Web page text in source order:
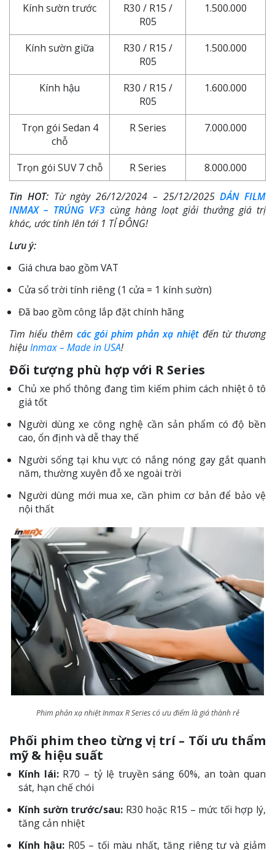
Kính sườn trước
R30 / R15 /
R05
1.500.000
Kính sườn giữa
R30 / R15 /
R05
1.500.000
Kính hậu
R30 / R15 /
R05
1.600.000
Trọn gói Sedan 4
chỗ
R Series 7.000.000
Trọn gói SUV 7 chỗ R Series 8.000.000
Tin HOT:Từ ngày 26/12/2024 – 25/12/2025DÁN FILM
INMAX – TRÚNG VF3 cùng hàng loạt giải thưởng giá trị
khác, ước tính lên tới 1 TỈ ĐÔNG!
Lưu ý:
Giá chưa bao gồm VAT
Cửa sổ trời tính riêng (1 cửa = 1 kính sườn)
Đã bao gồm công lắp đặt chính hãng
Tìm hiểu thêm các gói phim phản xạ nhiệtđến từ thương
hiệuInmax – Made in USA!
Đối tượng phù hợp với R Series
Chủ xe phổ thông đang tìm kiếm phim cách nhiệt ô tô
giá tốt
Người dùng xe công nghệ cần sản phẩm có độ bền
cao, ổn định và dễ thay thế
Người sống tại khu vực có nắng nóng gay gắt quanh
năm, thường xuyên đỗ xe ngoài trời
Người dùng mới mua xe, cần phim cơ bản để bảo vệ
nội thất
Phim phản xạ nhiệt Inmax R Series có ưu điểm là giá thành rẻ
Phối phim theo từng vị trí – Tối ưu thẩm
mỹ & hiệu suất
Kính lái:R70 – tỷ lệ truyền sáng 60%, an toàn quan
sát, hạn chế chói
Kính sườn trước/sau: R30 hoặc R15 – mức tối hợp lý,
tăng cản nhiệt
Kính hậu:R05 – tối màu nhất, tăng riêng tư và giảm